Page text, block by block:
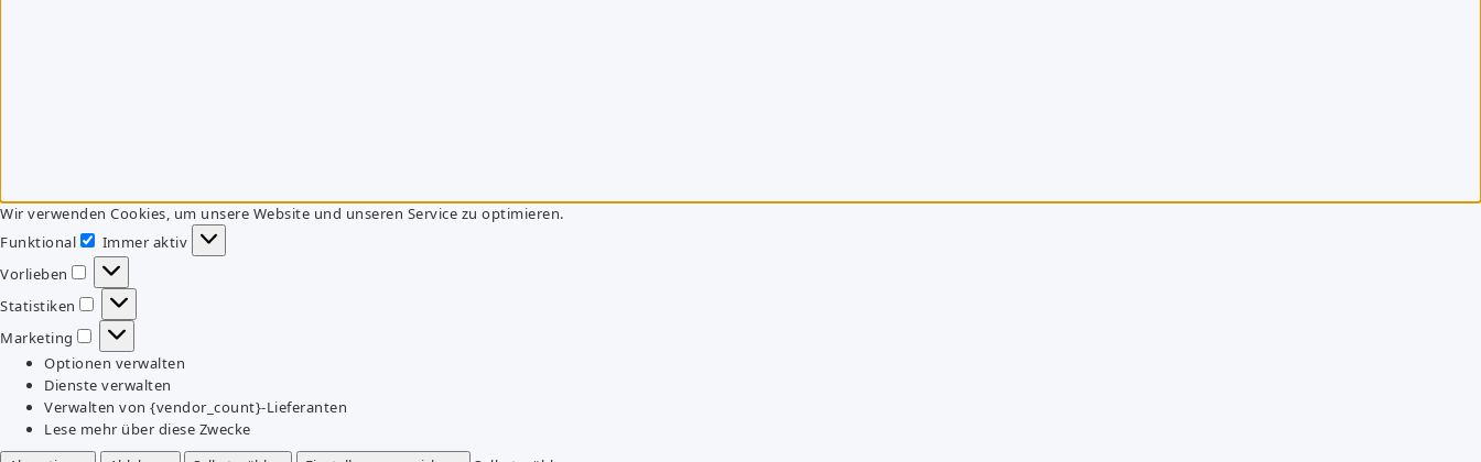
Wir verwenden Cookies, um unsere Website und unseren Service zu optimieren.
Funktional
Funktional
Immer aktiv
Vorlieben
Vorlieben
Statistiken
Statistiken
Marketing
Marketing
Optionen verwalten
Dienste verwalten
Verwalten von {vendor_count}-Lieferanten
Lese mehr über diese Zwecke